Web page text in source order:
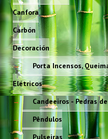
Canfora
Carbón
Decoración
Porta Incensos,
Elétricos
Candeeiros - Pedras
Pêndulos
Pulseiras